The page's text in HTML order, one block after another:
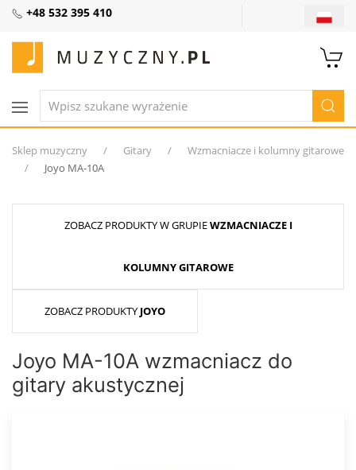
+48 532 395 410
Sklep muzyczny Gitary
Wzmacniacze i kolumny gitarowe
Joyo MA-10A
ZOBACZ PRODUKTY W GRUPIEWZMACNIACZE I
KOLUMNY GITAROWE
ZOBACZ PRODUKTY JOYO
Joyo MA-10A wzmacniacz do
gitary akustycznej